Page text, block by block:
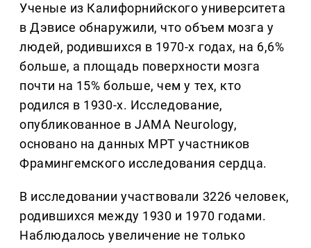
Ученые из Калифорнийского университета
в Дэвисе обнаружили, что объем мозга у
людей, родившихся в 1970-х годах, на 6,6%
больше, а площадь поверхности мозга
почти на 15% больше, чем у тех, кто
родился в 1930-х. Исследование,
опубликованное в JAMA Neurology,
основано на данных МРТ участников
Фрамингемского исследования сердца.
В исследовании участвовали 3226 человек,
родившихся между 1930 и 1970 годами.
Наблюдалось увеличение не только